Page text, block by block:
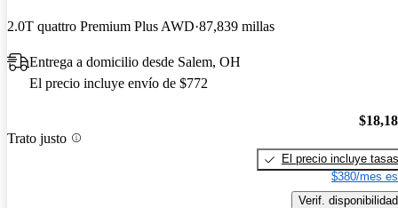
2.0T quattro Premium Plus AWD 87,839 millas
Entrega a domicilio desde Salem, OH
El precio incluye envío de $772
Trato justo
El precio incluye tasas
$380/mes
Verif. disponibilidad